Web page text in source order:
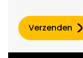
Verzenden